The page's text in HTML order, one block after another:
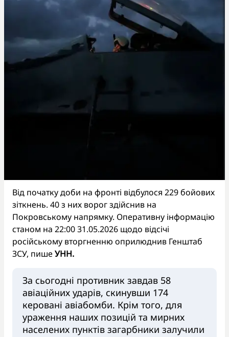
Від початку доби на фронті відбулося 229 бойових
зіткнень. 40 з них ворог здійснив на
Покровському напрямку. Оперативну інформацію
станом на 22:00 31.05.2026 щодо відсічі
російському вторгненню оприлюднив Генштаб
ЗСУ, пише УНН.
За сьогодні противник завдав 58
авіаційних ударів, скинувши 174
керовані авіабомби. Крім того, для
ураження наших позицій та мирних
населених пунктів загарбники залучили